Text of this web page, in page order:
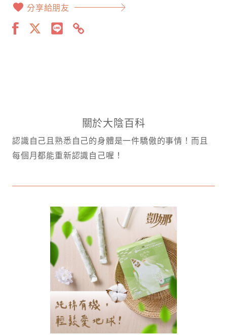
分享給朋友
關於大陰百科
認識自己且熟悉自己的身體是一件驕傲的事情！而且
每個月都能重新認識自己喔！